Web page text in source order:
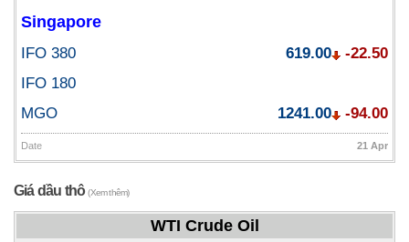
Singapore
IFO 380 619.00
-22.50
IFO 180
MGO
1241.00 -94.00
Date 21 Apr
Giá dầu thô(Xem thêm)
WTI Crude Oil